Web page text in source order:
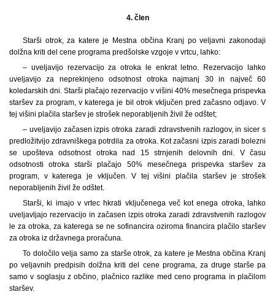
4. člen
Starši otrok, za katere je Mestna občina Kranj po veljavni zakonodaji
dolžna kriti del cene programa predšolske vzgoje v vrtcu, lahko:
– uveljavijo rezervacijo za otroka le enkrat letno. Rezervacijo lahko
uveljavijo za neprekinjeno odsotnost otroka najmanj 30 in največ 60
koledarskih dni. Starši plačajo rezervacijo v višini 40% mesečnega prispevka
staršev za program, v katerega je bil otrok vključen pred začasno odjavo. V
tej višini plačila staršev je strošek neporabljenih živil že odštet;
– uveljavijo začasen izpis otroka zaradi zdravstvenih razlogov, in sicer s
predložitvijo zdravniškega potrdila za otroka. Kot začasni izpis zaradi bolezni
se upošteva odsotnost otroka nad 15 strnjenih delovnih dni. V času
odsotnosti otroka starši plačajo 50% mesečnega prispevka staršev za
program, v katerega je vključen. V tej višini plačila staršev je strošek
neporabljenih živil že odštet.
Starši, ki imajo v vrtec hkrati vključenega več kot enega otroka, lahko
uveljavljajo rezervacijo in začasen izpis otroka zaradi zdravstvenih razlogov
le za otroka, za katerega se ne sofinancira oziroma financira plačilo staršev
za otroka iz državnega proračuna.
To določilo velja samo za starše otrok, za katere je Mestna občina Kranj
po veljavnih predpisih dolžna kriti del cene programa, za druge starše pa
samo v soglasju z občino, plačnico razlike med ceno programa in plačilom
staršev.